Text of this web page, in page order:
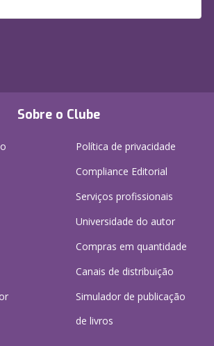
Sobre o Clube
Política de privacidade
Compliance Editorial
Serviços profissionais
Universidade do autor
Compras em quantidade
Canais de distribuição
Simulador de publicação
de livros